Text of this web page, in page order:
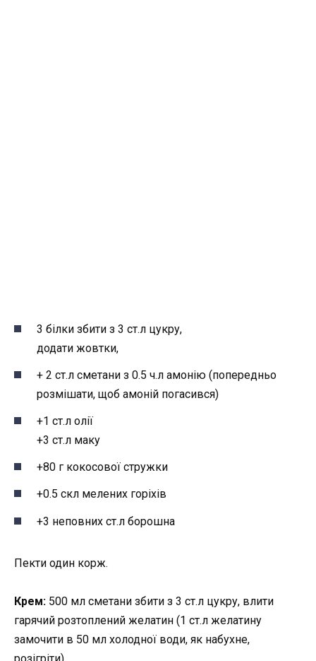
3 білки збити з 3 ст.л цукру,
додати жовтки,
+ 2 ст.л сметани з 0.5 ч.л амонію (попередньо
розмішати, щоб амоній погасився)
+1 ст.л олії
+3 ст.л маку
+80 г кокосової стружки
+0.5 скл мелених горіхів
+3 неповних ст.л борошна
Пекти один корж.
Крем: 500 мл сметани збити з 3 ст.л цукру, влити
гарячий розтоплений желатин (1 ст.л желатину
замочити в 50 мл холодної води, як набухне,